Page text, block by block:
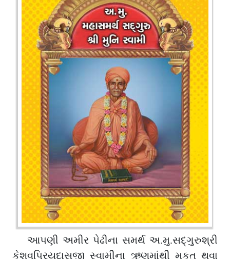
આપણી અમીર પેઢીના સમર્થ અ.મુ.સદ્ગુરુશ્રી
કેશવપ્રિયદાસજી સ્વામીના ઋણમાંથી મુકત થવા